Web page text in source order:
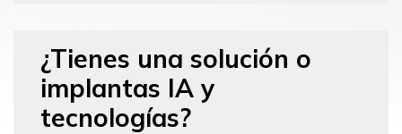
¿Tienes una solución o
implantas IA y
tecnologías?